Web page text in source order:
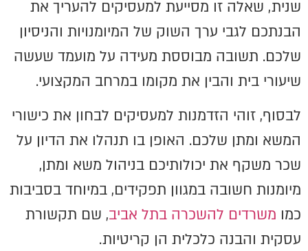
שנית, שאלה זו מסייעת למעסיקים להעריך את
הבנתכם לגבי ערך השוק של המיומנויות והניסיון
שלכם. תשובה מבוססת מעידה על מועמד שעשה
שיעורי בית והבין את מקומו במרחב המקצועי.
לבסוף, זוהי הזדמנות למעסיקים לבחון את כישורי
המשא ומתן שלכם. האופן בו תנהלו את הדיון על
שכר משקף את יכולותיכם בניהול משא ומתן,
מיומנות חשובה במגוון תפקידים, במיוחד בסביבות
כמו משרדים להשכרה בתל אביב, שם תקשורת
עסקית והבנה כלכלית הן קריטיות.